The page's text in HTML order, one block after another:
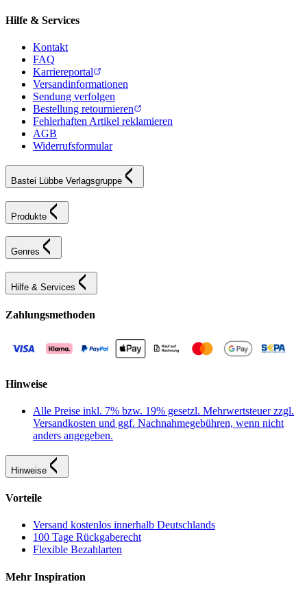
Hilfe & Services
Kontakt
FAQ
Karriereportal
Versandinformationen
Sendung verfolgen
Bestellung retournieren
Fehlerhaften Artikel reklamieren
AGB
Widerrufsformular
Bastei Lübbe Verlagsgruppe
Produkte
Genres
Hilfe & Services
Zahlungsmethoden
Hinweise
Alle Preise inkl. 7% bzw. 19% gesetzl. Mehrwertsteuer zzgl.
Versandkosten und ggf. Nachnahmegebühren, wenn nicht
anders angegeben.
Hinweise
Vorteile
Versand kostenlos innerhalb Deutschlands
100 Tage Rückgaberecht
Flexible Bezahlarten
Mehr Inspiration